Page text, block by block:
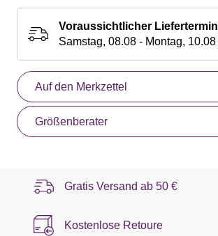
Voraussichtlicher Liefertermin
Samstag, 08.08 - Montag, 10.08
Auf den Merkzettel
Größenberater
Gratis Versand ab 50 €
Kostenlose Retoure